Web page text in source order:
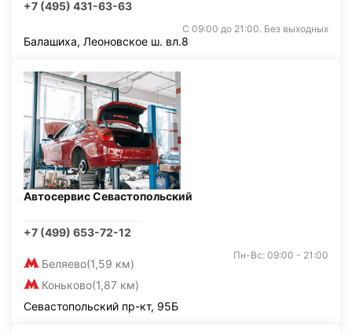
+7 (495) 431-63-63
С 09:00 до 21:00. Без выходных
Балашиха, Леоновское ш. вл.8
Автосервис Севастопольский
+7 (499) 653-72-12
Беляево(1,59 км)
Коньково(1,87 км)
Пн-Вс: 09:00 - 21:00
Севастопольский пр-кт, 95Б